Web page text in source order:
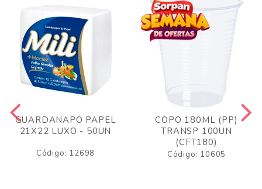
GUARDANAPO PAPEL
21X22 LUXO - 50UN
Código: 12698
COPO 180ML (PP)
TRANSP 100UN
(CFT180)
Código: 10605